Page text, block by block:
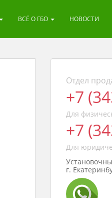
ВСЁ О ГБО НОВОСТИ
Отдел
+7
Для
+7
Для
г.